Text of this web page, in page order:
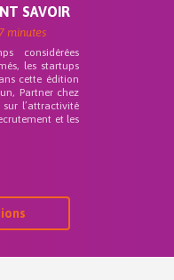
SAVOIR
7 minutes
considérées
les startups
cette édition
Partner chez
l’attractivité
et les